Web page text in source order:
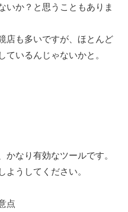
いか？と思うこともありま
店も多いですが、ほとんど
いるんじゃないかと。
なり有効なツールです。
うしてください。
点